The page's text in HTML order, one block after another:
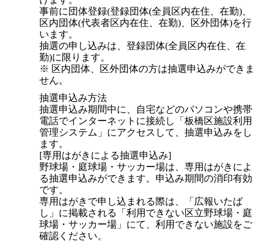
事前に団体登録(登録団体(全員区内在住、在勤)、
区内団体(代表者区内在住、在勤)、区外団体)を行
います。
抽選の申し込みは、登録団体(全員区内在住、在
勤)に限ります。
※ 区内団体、区外団体の方は抽選申込みができま
せん。
抽選申込み方法
抽選申込み期間中に、自宅などのパソコンや携帯
電話でインターネットに接続し「板橋区施設利用
管理システム」にアクセスして、抽選申込みをし
ます。
[専用はがきによる抽選申込み]
野球場・庭球場・サッカー場は、専用はがきによ
る抽選申込みができます。申込み期間の消印有効
です。
専用はがきで申し込まれる際は、「広報いたば
し」に掲載される「利用できない区立野球場・庭
球場・サッカー場」にて、利用できない施設をご
確認ください。